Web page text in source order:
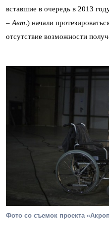
вставшие в очередь в 2013
–Авт.) начали
отсутствие возможности
Фото со съемок проекта